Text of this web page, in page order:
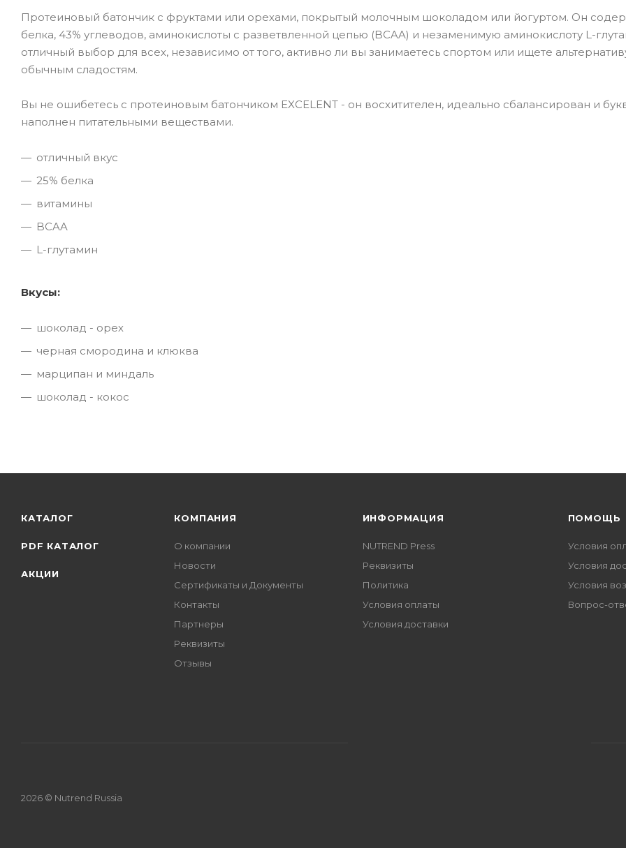
Протеиновый батончик с фруктами или орехами, покрытый молочным шоколадом или йогуртом. Он
белка, 43% углеводов, аминокислоты с разветвленной цепью (BCAA) и незаменимую аминокислоту L-
отличный выбор для всех, независимо от того, активно ли вы занимаетесь спортом или ищете
обычным сладостям.
Вы не ошибетесь с протеиновым батончиком EXCELENT - он восхитителен, идеально сбалансирован и
наполнен питательными веществами.
отличный вкус
25% белка
витамины
BCAA
L-глутамин
Вкусы:
шоколад - орех
черная смородина и клюква
марципан и миндаль
шоколад - кокос
КАТАЛОГ
PDF КАТАЛОГ
АКЦИИ
КОМПАНИЯ
О компании
Новости
Сертификаты и Документы
Контакты
Партнеры
Реквизиты
Отзывы
ИНФОРМАЦИЯ
NUTREND Press
Реквизиты
Политика
Условия оплаты
Условия доставки
ПОМОЩЬ
Условия
Условия
Условия
Вопрос-
2026 © Nutrend Russia